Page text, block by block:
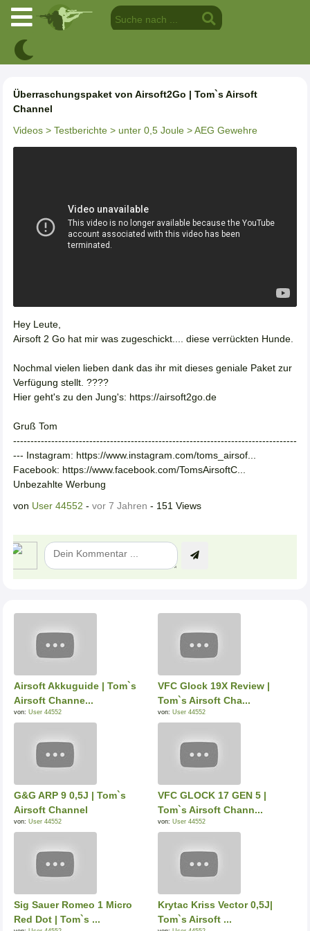
Überraschungspaket von Airsoft2Go | Tom`s Airsoft
Channel
Videos > Testberichte > unter 0,5 Joule > AEG Gewehre
Hey Leute,
Airsoft 2 Go hat mir was zugeschickt.... diese verrückten Hunde.
Nochmal vielen lieben dank das ihr mit dieses geniale Paket zur
Verfügung stellt. ????
Hier geht's zu den Jung's: https://airsoft2go.de
Gruß Tom
----------------------------------------------------------------------------------
--- Instagram: https://www.instagram.com/toms_airsof...
Facebook: https://www.facebook.com/TomsAirsoftC...
Unbezahlte Werbung
von User 44552 - vor 7 Jahren - 151 Views
Airsoft Akkuguide | Tom`s
Airsoft Channe...
von: User 44552
VFC Glock 19X Review |
Tom`s Airsoft Cha...
von: User 44552
G&G ARP 9 0,5J | Tom`s
Airsoft Channel
von: User 44552
VFC GLOCK 17 GEN 5 |
Tom`s Airsoft Chann...
von: User 44552
Sig Sauer Romeo 1 Micro
Red Dot | Tom`s ...
Krytac Kriss Vector 0,5J|
Tom`s Airsoft ...